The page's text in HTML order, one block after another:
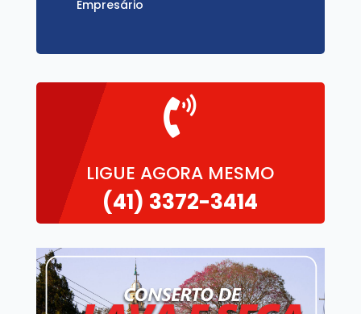
Empresário

LIGUE AGORA MESMO
(41) 3372-3414